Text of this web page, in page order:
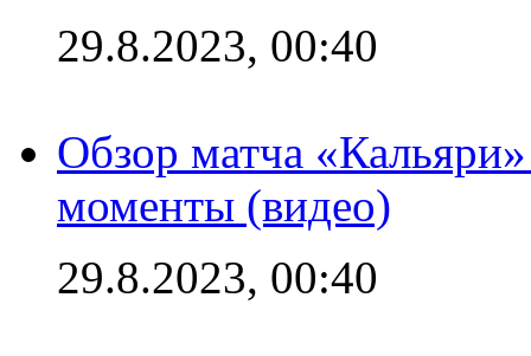
29.8.2023, 00:40
Обзор матча
моменты (видео)
29.8.2023, 00:40